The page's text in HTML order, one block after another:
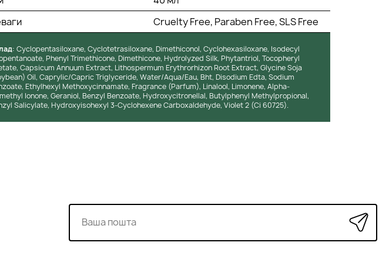
Cruelty Free, Paraben Free, SLS Free
: Cyclopentasiloxane, Cyclotetrasiloxane, Dimethiconol, Cyclohexasiloxane, Isodecyl
Phenyl Trimethicone, Dimethicone, Hydrolyzed Silk, Phytantriol, Tocopheryl
Capsicum Annuum Extract, Lithospermum Erythrorhizon Root Extract, Glycine Soja
Oil, Caprylic/Capric Triglyceride, Water/Aqua/Eau, Bht, Disodium Edta, Sodium
Ethylhexyl Methoxycinnamate, Fragrance (Parfum), Linalool, Limonene, Alpha-
Ionone, Geraniol, Benzyl Benzoate, Hydroxycitronellal, Butylphenyl Methylpropional,
Salicylate, Hydroxyisohexyl 3-Cyclohexene Carboxaldehyde, Violet 2 (Ci 60725).